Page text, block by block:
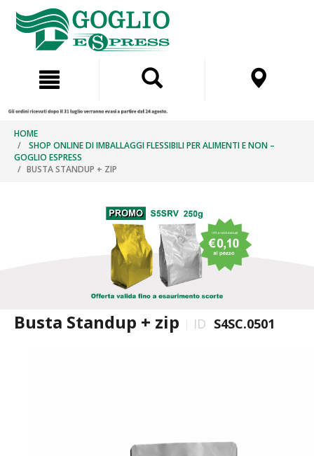
contenuto
HOME
SHOP ONLINE DI IMBALLAGGI FLESSIBILI PER ALIMENTI E NON –
GOGLIO ESPRESS
BUSTA STANDUP + ZIP
Busta Standup + zip ID S4SC.0501